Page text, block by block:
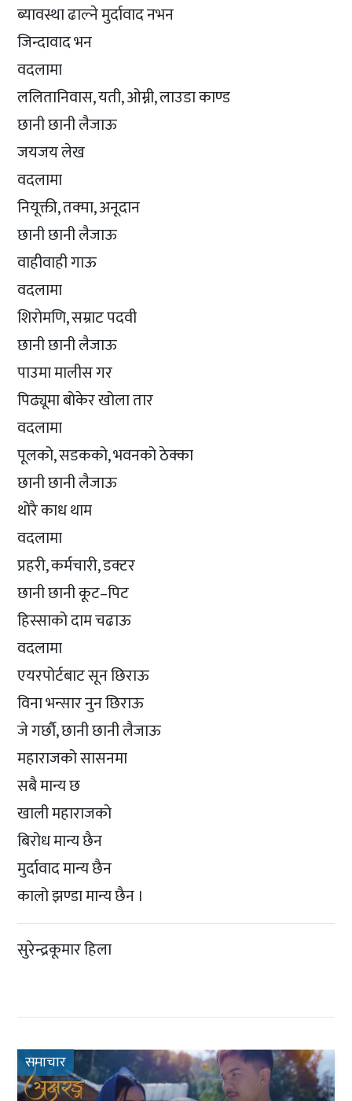
ब्यावस्था ढाल्ने मुर्दावाद नभन
जिन्दावाद भन
वदलामा
ललितानिवास, यती, ओम्नी, लाउडा काण्ड
छानी छानी लैजाऊ
जयजय लेख
वदलामा
नियूक्ती, तक्मा, अनूदान
छानी छानी लैजाऊ
वाहीवाही गाऊ
वदलामा
शिरोमणि, सम्राट पदवी
छानी छानी लैजाऊ
पाउमा मालीस गर
पिढ्यूमा बोकेर खोला तार
वदलामा
पूलको, सडकको, भवनको ठेक्का
छानी छानी लैजाऊ
थोरै काध थाम
वदलामा
प्रहरी, कर्मचारी, डक्टर
छानी छानी कूट–पिट
हिस्साको दाम चढाऊ
वदलामा
एयरपोर्टबाट सून छिराऊ
विना भन्सार नुन छिराऊ
जे गर्छौ, छानी छानी लैजाऊ
महाराजको सासनमा
सबै मान्य छ
खाली महाराजको
बिरोध मान्य छैन
मुर्दावाद मान्य छैन
कालो झण्डा मान्य छैन ।
सुरेन्द्रकूमार हिला
समाचार